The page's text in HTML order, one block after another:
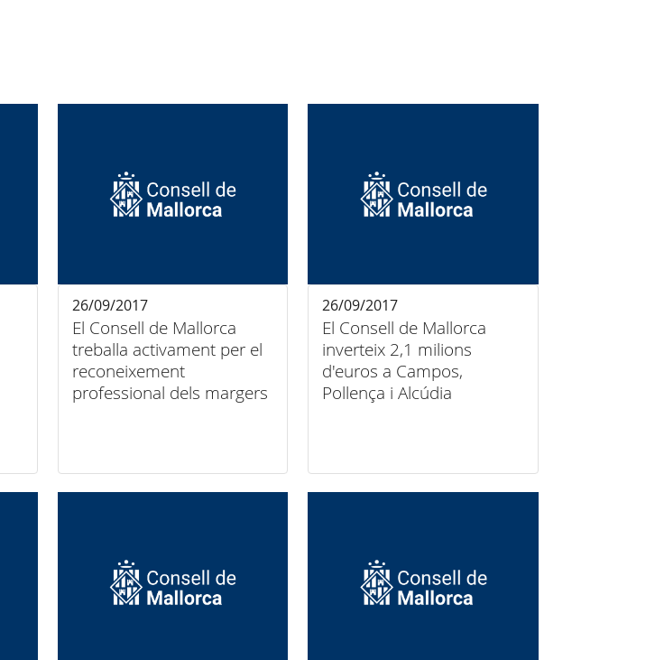
El Consell de Mallorca
treballa activament per el
reconeixement
professional dels margers
26/09/2017
El Consell de Mallorca
inverteix 2,1 milions
d'euros a Campos,
Pollença i Alcúdia
26/09/2017